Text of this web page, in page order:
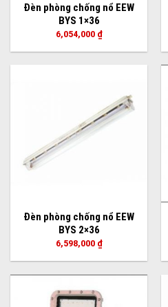
Đèn phòng chống nổ EEW
BYS 1×36
6,054,000 ₫
Đèn phòng chống nổ EEW
BYS 2×36
6,598,000 ₫